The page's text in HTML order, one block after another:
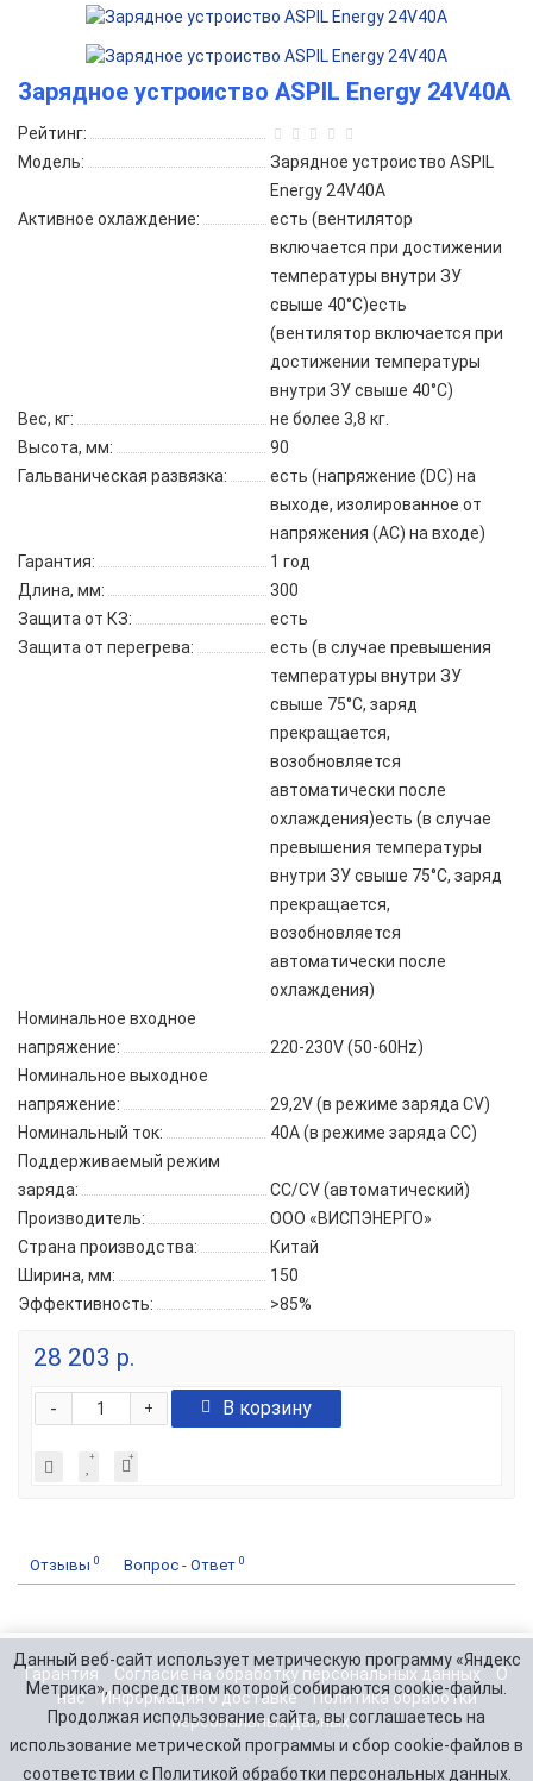
Зарядное устроиство ASPIL Energy 24V40A
Рейтинг:
Модель:
Зарядное устроиство ASPIL
Energy 24V40A
Активное охлаждение:
есть (вентилятор
включается при достижении
температуры внутри ЗУ
свыше 40°C)есть
(вентилятор включается при
достижении температуры
внутри ЗУ свыше 40°C)
Вес, кг:
не более 3,8 кг.
Высота, мм:
90
Гальваническая развязка:
есть (напряжение (DC) на
выходе, изолированное от
напряжения (АС) на входе)
Гарантия:
1 год
Длина, мм:
300
Защита от КЗ:
есть
Защита от перегрева:
есть (в случае превышения
температуры внутри ЗУ
свыше 75°C, заряд
прекращается,
возобновляется
автоматически после
охлаждения)есть (в случае
превышения температуры
внутри ЗУ свыше 75°C, заряд
прекращается,
возобновляется
автоматически после
охлаждения)
Номинальное входное
напряжение:
220-230V (50-60Hz)
Номинальное выходное
напряжение:
29,2V (в режиме заряда CV)
Номинальный ток:
40A (в режиме заряда СС)
Поддерживаемый режим
заряда:
СС/CV (автоматический)
Производитель:
ООО «ВИСПЭНЕРГО»
Страна производства:
Китай
Ширина, мм:
150
Эффективность:
>85%
28 203 р.
+
- В корзину
Отзывы 0 Вопрос - Ответ 0
Гарантия Согласие на обработку персональных данных
О
нас
Информация о доставке
Политика обработки
персональных данных
Данный веб-сайт использует метрическую программу «Яндекс
Метрика», посредством которой собираются cookie-файлы.
Продолжая использование сайта, вы соглашаетесь на
использование метрической программы и сбор cookie-файлов в
соответствии с Политикой обработки персональных данных.